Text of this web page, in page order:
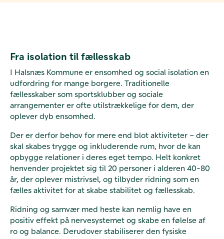
Fra isolation til fællesskab
I Halsnæs Kommune er ensomhed og social isolation en
udfordring for mange borgere. Traditionelle
fællesskaber som sportsklubber og sociale
arrangementer er ofte utilstrækkelige for dem, der
oplever dyb ensomhed.
Der er derfor behov for mere end blot aktiviteter – der
skal skabes trygge og inkluderende rum, hvor de kan
opbygge relationer i deres eget tempo. Helt konkret
henvender projektet sig til 20 personer i alderen 40-80
år, der oplever mistrivsel, og tilbyder ridning som en
fælles aktivitet for at skabe stabilitet og fællesskab.
Ridning og samvær med heste kan nemlig have en
positiv effekt på nervesystemet og skabe en følelse af
ro og balance. Derudover stabiliserer den fysiske